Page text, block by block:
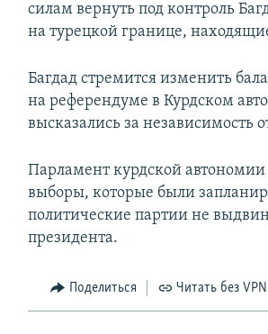
силам вернуть под контроль
на турецкой границе,
Багдад стремится изменить
на референдуме в Курдском
высказались за независимость
Парламент курдской автономии
выборы, которые были
политические партии не
президента.
Поделиться Читать без VPN